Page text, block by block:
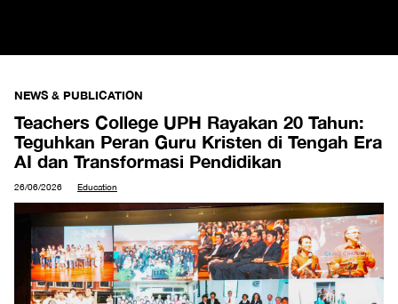
NEWS & PUBLICATION
Teachers College UPH Rayakan 20 Tahun:
Teguhkan Peran Guru Kristen di Tengah Era
AI dan Transformasi Pendidikan
26/06/2026 Education